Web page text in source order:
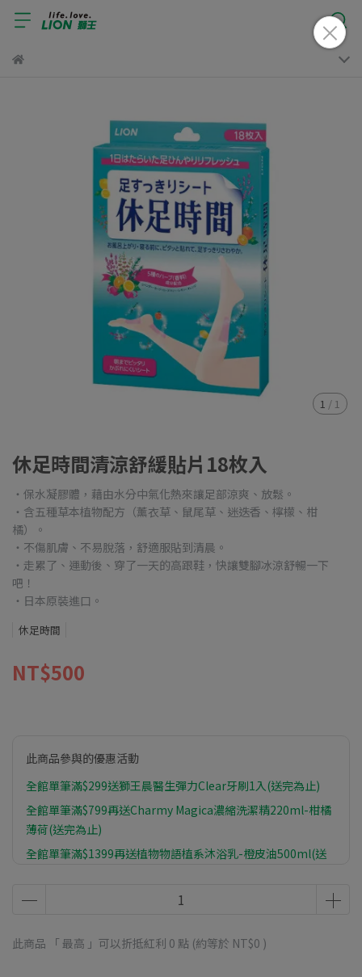
1 / 1
休足時間清涼舒緩貼片18枚入
・保水凝膠體，藉由水分中氣化熱來讓足部涼爽、放鬆。
・含五種草本植物配方（薰衣草、鼠尾草、迷迭香、檸檬、柑
橘）。
・不傷肌膚、不易脫落，舒適服貼到清晨。
・走累了、運動後、穿了一天的高跟鞋，快讓雙腳冰涼舒暢一下
吧！
・日本原裝進口。
休足時間
NT$500
此商品參與的優惠活動
全館單筆滿$299送獅王晨醫生彈力Clear牙刷1入(送完為止)
全館單筆滿$799再送Charmy Magica濃縮洗潔精220ml-柑橘
薄荷(送完為止)
全館單筆滿$1399再送植物物語植系沐浴乳-橙皮油500ml(送
此商品 「 最高 」可以折抵紅利 0 點 (約等於 NT$0 )